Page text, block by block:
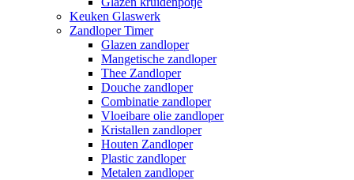
Keuken Glaswerk
Zandloper Timer
Glazen zandloper
Mangetische zandloper
Thee Zandloper
Douche zandloper
Combinatie zandloper
Vloeibare olie zandloper
Kristallen zandloper
Houten Zandloper
Plastic zandloper
Metalen zandloper